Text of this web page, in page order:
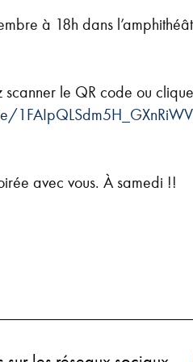
à 18h dans
scanner le QR code ou
avec vous. À samedi !!